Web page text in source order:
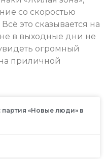
со скоростью
это сказывается на
в выходные дни не
огромный
приличной
партия «Новые люди» в